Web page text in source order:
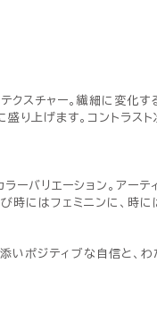
クスチャー。繊細に変化す
盛り上げます。コントラス
バリエーション。アーテ
時にはフェミニンに、時に
いポジティブな自信と、わ